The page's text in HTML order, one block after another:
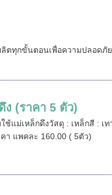
ตทุกขั้นตอนเพื่อความปลอดภั
ง (ราคา 5 ตัว)
ช้แม่เหล็กดึงวัสดุ : เหล็กสี :
า แพคละ 160.00 ( 5ตัว)